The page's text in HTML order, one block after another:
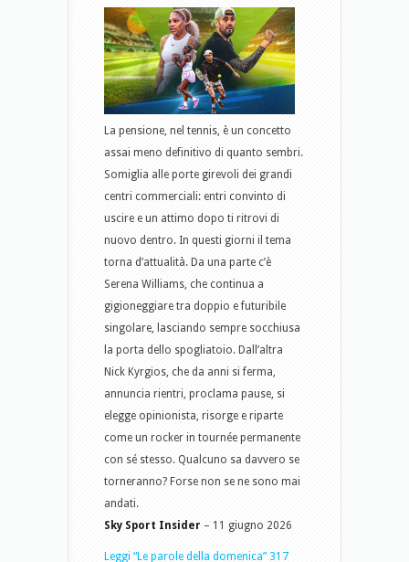
La pensione, nel tennis, è un concetto
assai meno definitivo di quanto sembri.
Somiglia alle porte girevoli dei grandi
centri commerciali: entri convinto di
uscire e un attimo dopo ti ritrovi di
nuovo dentro. In questi giorni il tema
torna d’attualità. Da una parte c’è
Serena Williams, che continua a
gigioneggiare tra doppio e futuribile
singolare, lasciando sempre socchiusa
la porta dello spogliatoio. Dall’altra
Nick Kyrgios, che da anni si ferma,
annuncia rientri, proclama pause, si
elegge opinionista, risorge e riparte
come un rocker in tournée permanente
con sé stesso. Qualcuno sa davvero se
torneranno? Forse non se ne sono mai
andati.
Sky Sport Insider – 11 giugno 2026
Leggi “Le parole della domenica” 317